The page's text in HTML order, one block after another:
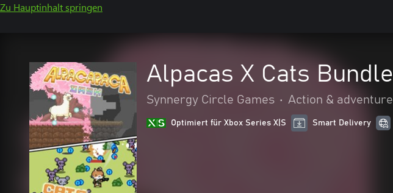
Zu Hauptinhalt springen
Alpacas X Cats Bundle
Synnergy Circle Games • Action & adventure
Optimiert für Xbox Series X|S Smart Delivery